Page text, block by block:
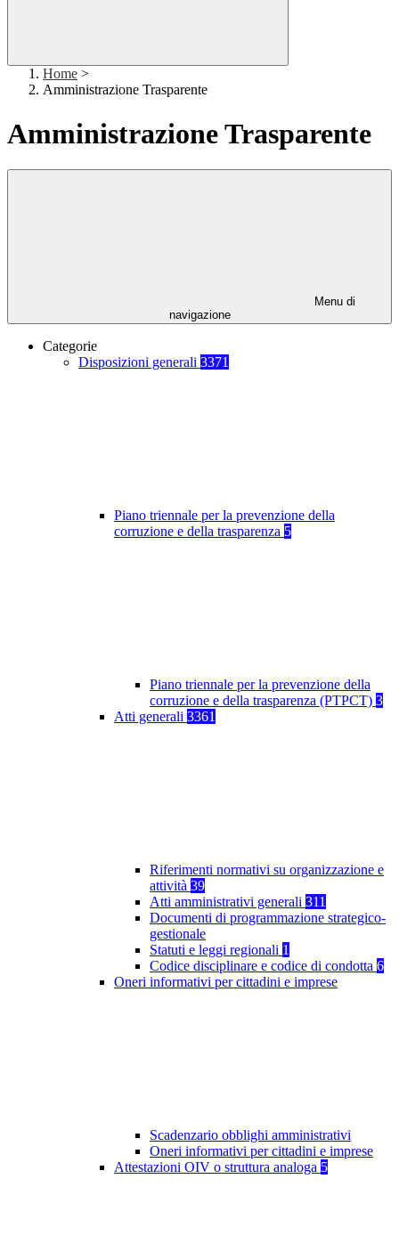
Home >
Amministrazione Trasparente
Amministrazione Trasparente
Menu di
navigazione
Categorie
Disposizioni generali 3371
Piano triennale per la prevenzione della
corruzione e della trasparenza 5
Piano triennale per la prevenzione della
corruzione e della trasparenza (PTPCT) 3
Atti generali 3361
Riferimenti normativi su organizzazione e
attività 39
Atti amministrativi generali 311
Documenti di programmazione strategico-
gestionale
Statuti e leggi regionali 1
Codice disciplinare e codice di condotta 6
Oneri informativi per cittadini e imprese
Scadenzario obblighi amministrativi
Oneri informativi per cittadini e imprese
Attestazioni OIV o struttura analoga 5